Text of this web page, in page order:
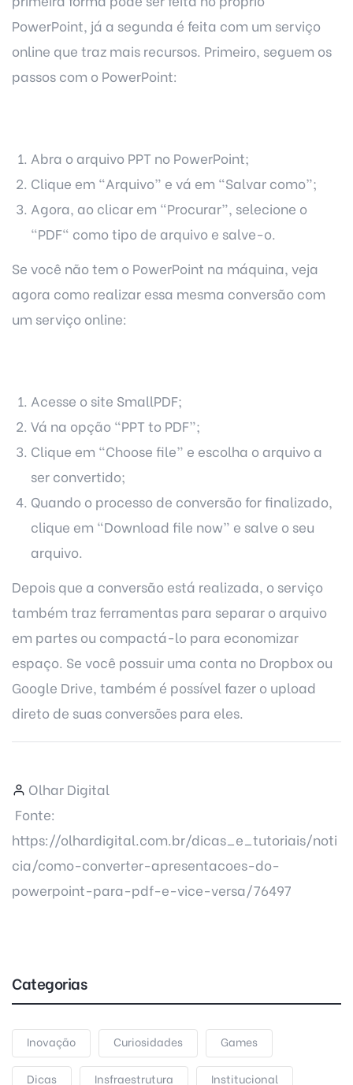
PowerPoint, já a segunda é feita com um serviço
online que traz mais recursos. Primeiro, seguem os
passos com o PowerPoint:
Abra o arquivo PPT no PowerPoint;
Clique em “Arquivo” e vá em “Salvar como”;
Agora, ao clicar em “Procurar”, selecione o
“PDF“ como tipo de arquivo e salve-o.
Se você não tem o PowerPoint na máquina, veja
agora como realizar essa mesma conversão com
um serviço online:
Acesse o site SmallPDF;
Vá na opção “PPT to PDF”;
Clique em “Choose file” e escolha o arquivo a
ser convertido;
Quando o processo de conversão for finalizado,
clique em “Download file now” e salve o seu
arquivo.
Depois que a conversão está realizada, o serviço
também traz ferramentas para separar o arquivo
em partes ou compactá-lo para economizar
espaço. Se você possuir uma conta no Dropbox ou
Google Drive, também é possível fazer o upload
direto de suas conversões para eles.
Olhar Digital
Fonte:
https://olhardigital.com.br/dicas_e_tutoriais/noti
cia/como-converter-apresentacoes-do-
powerpoint-para-pdf-e-vice-versa/76497
Categorias
Inovação Curiosidades Games
Dicas Insfraestrutura Institucional